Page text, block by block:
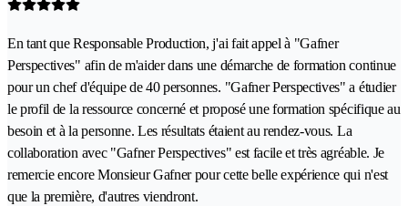
En tant que Responsable Production, j'ai fait appel à "Gafner
Perspectives" afin de m'aider dans une démarche de formation continue
pour un chef d'équipe de 40 personnes. "Gafner Perspectives" a étudier
le profil de la ressource concerné et proposé une formation spécifique au
besoin et à la personne. Les résultats étaient au rendez-vous. La
collaboration avec "Gafner Perspectives" est facile et très agréable. Je
remercie encore Monsieur Gafner pour cette belle expérience qui n'est
que la première, d'autres viendront.